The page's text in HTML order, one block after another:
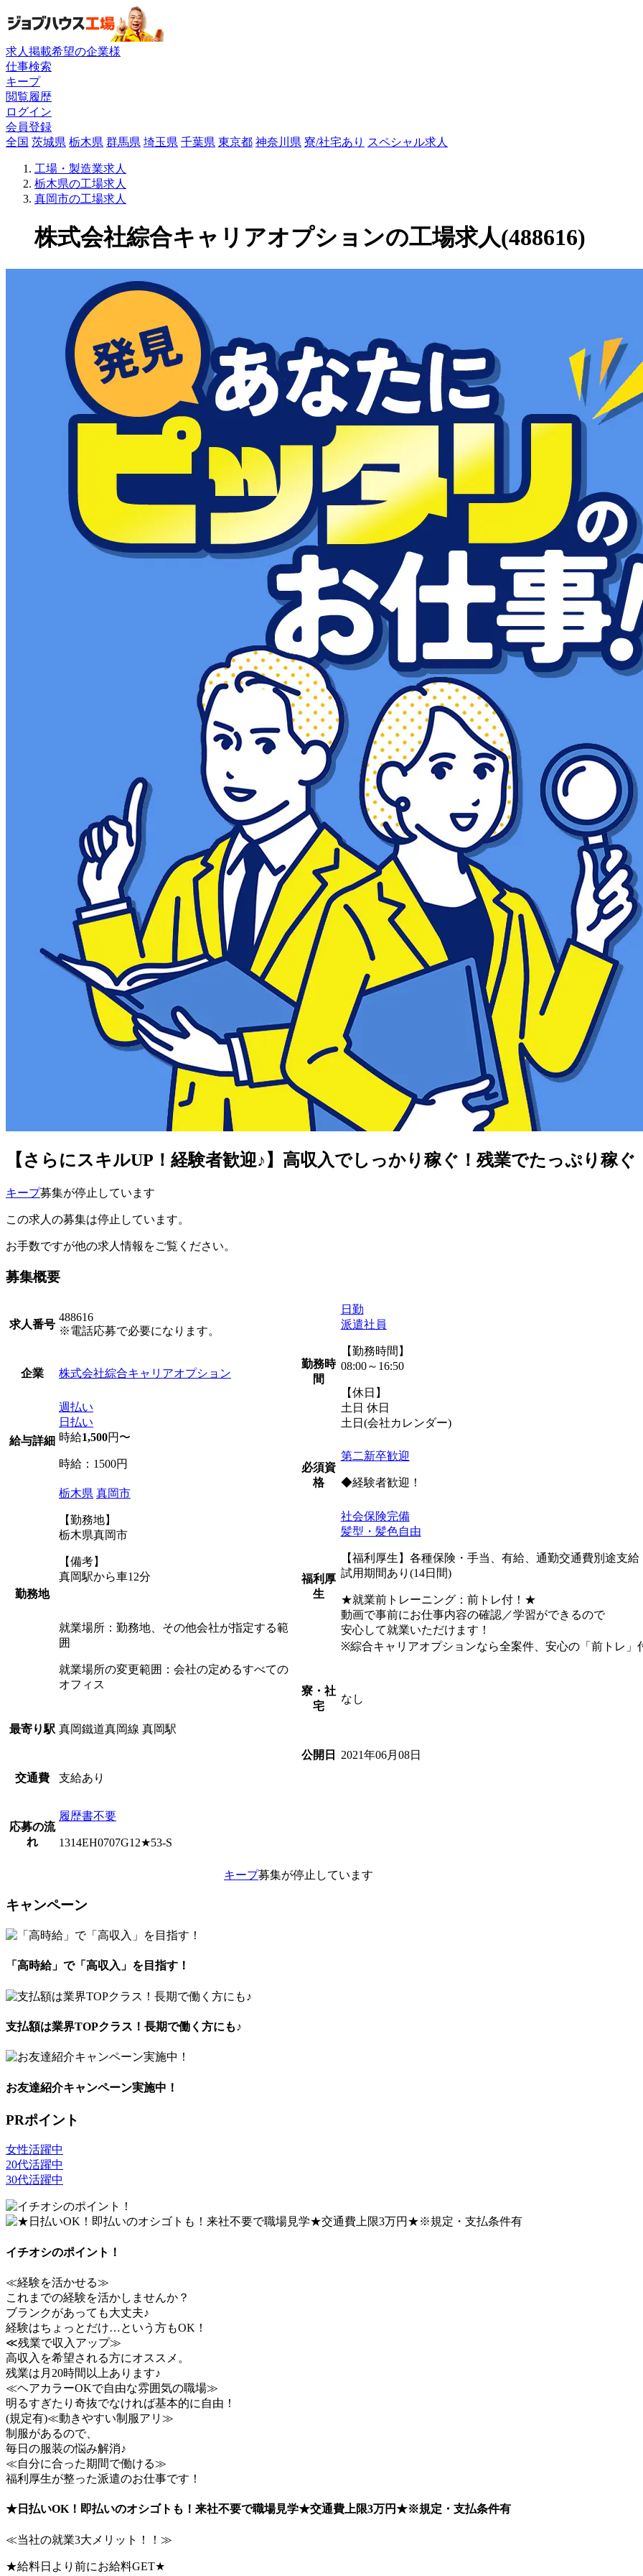
求人掲載希望の企業様
仕事検索
キープ
閲覧履歴
ログイン
会員登録
全国 茨城県 栃木県 群馬県 埼玉県 千葉県 東京都 神奈川県 寮/社宅あり スペシャル求人
工場・製造業求人
栃木県の工場求人
真岡市の工場求人
株式会社綜合キャリアオプションの工場求人(488616)
【さらにスキルUP！経験者歓迎♪】高収入でしっかり稼ぐ！残業でたっぷり稼ぐ
キープ募集が停止しています
この求人の募集は停止しています。
お手数ですが他の求人情報をご覧ください。
募集概要
求人番号
488616
※電話応募で必要になります。
企業 株式会社綜合キャリアオプション
給与詳細
週払い
日払い
時給1,500円〜
時給：1500円
勤務地
栃木県 真岡市
【勤務地】
栃木県真岡市
【備考】
真岡駅から車12分
就業場所：勤務地、その他会社が指定する範
囲
就業場所の変更範囲：会社の定めるすべての
オフィス
最寄り駅 真岡鐵道真岡線 真岡駅
交通費 支給あり
応募の流
れ
履歴書不要
1314EH0707G12★53-S
勤務時
間
日勤
派遣社員
【勤務時間】
08:00～16:50
【休日】
土日 休日
土日(会社カレンダー)
必須資
格
第二新卒歓迎
◆経験者歓迎！
福利厚
生
社会保険完備
髪型・髪色自由
【福利厚生】各種保険・手当、有給、通勤交通費別途
試用期間あり(14日間)
★就業前トレーニング：前トレ付！★
動画で事前にお仕事内容の確認／学習ができるので
安心して就業いただけます！
※綜合キャリアオプションなら全案件、安心の「前トレ」
寮・社
宅
なし
公開日 2021年06月08日
キープ募集が停止しています
キャンペーン
「高時給」で「高収入」を目指す！
支払額は業界TOPクラス！長期で働く方にも♪
お友達紹介キャンペーン実施中！
PRポイント
女性活躍中
20代活躍中
30代活躍中
イチオシのポイント！
≪経験を活かせる≫
これまでの経験を活かしませんか？
ブランクがあっても大丈夫♪
経験はちょっとだけ…という方もOK！
≪残業で収入アップ≫
高収入を希望される方にオススメ。
残業は月20時間以上あります♪
≪ヘアカラーOKで自由な雰囲気の職場≫
明るすぎたり奇抜でなければ基本的に自由！
(規定有)≪動きやすい制服アリ≫
制服があるので、
毎日の服装の悩み解消♪
≪自分に合った期間で働ける≫
福利厚生が整った派遣のお仕事です！
★日払いOK！即払いのオシゴトも！来社不要で職場見学★交通費上限3万円★※規定・支払条件有
≪当社の就業3大メリット！！≫
★給料日より前にお給料GET★